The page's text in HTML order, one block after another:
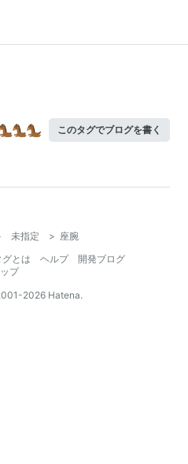
このタグでブログを書く
未指定 > 座腕
とは
ヘルプ
開発ブログ
プ
2026 Hatena.